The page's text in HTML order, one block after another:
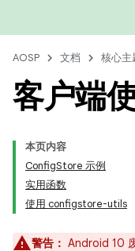
AOSP 文档 核心主
客户端
本页内容
ConfigStore 示例
实用函数
使用 configstore-utils
警告： Android 10